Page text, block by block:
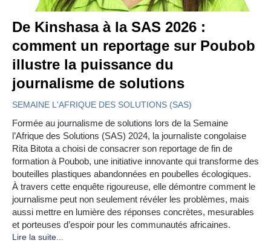
De Kinshasa à la SAS 2026 :
comment un reportage sur Poubob
illustre la puissance du
journalisme de solutions
SEMAINE L'AFRIQUE DES SOLUTIONS (SAS)
Formée au journalisme de solutions lors de la Semaine
l’Afrique des Solutions (SAS) 2024, la journaliste congolaise
Rita Bitota a choisi de consacrer son reportage de fin de
formation à Poubob, une initiative innovante qui transforme des
bouteilles plastiques abandonnées en poubelles écologiques.
À travers cette enquête rigoureuse, elle démontre comment le
journalisme peut non seulement révéler les problèmes, mais
aussi mettre en lumière des réponses concrètes, mesurables
et porteuses d’espoir pour les communautés africaines.
Lire la suite...